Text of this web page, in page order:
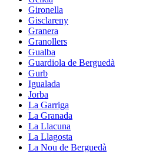
Gironella
Gisclareny
Granera
Granollers
Gualba
Guardiola de Berguedà
Gurb
Igualada
Jorba
La Garriga
La Granada
La Llacuna
La Llagosta
La Nou de Berguedà